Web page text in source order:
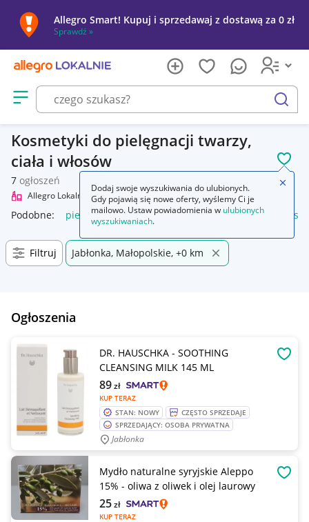
Allegro Smart! Kupuj i sprzedawaj z dostawą za 0 zł
Sprawdź »
Otwórz menu z kategoriami
szukaj
Kosmetyki do pielęgnacji twarzy,
ciała i włosów
7 ogłoszeń
Allegro Lokalnie Uroda Pielęgnacja
Podobne: pielęgnacja pielęgnacja tatuażu pielęgnacja ust
Filtruj Jabłonka, Małopolskie, +0 km
Ogłoszenia
DR. HAUSCHKA - SOOTHING
CLEANSING MILK 145 ML
KUP TERAZ
89zł
STAN: NOWY
CZĘSTO SPRZEDAJE
SPRZEDAJĄCY: OSOBA PRYWATNA
Jabłonka
Mydło naturalne syryjskie Aleppo
15% - oliwa z oliwek i olej laurowy
KUP TERAZ
25zł
Dodaj swoje wyszukiwania do ulubionych.
Gdy pojawią się nowe oferty, wyślemy Ci je
mailowo. Ustaw powiadomienia w ulubionych
wyszukiwaniach.